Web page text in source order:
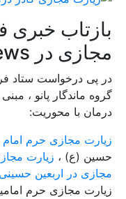
بازتاب خبری
مجازی در YJCnews
در پی درخواست ستاد
گروه ماندگار پانو ،
درمان با محوریت:
زیارت مجازی حرم
حسین (ع) ، زیارت
مجازی در اربعین حسینی
زیارت مجازی حرم